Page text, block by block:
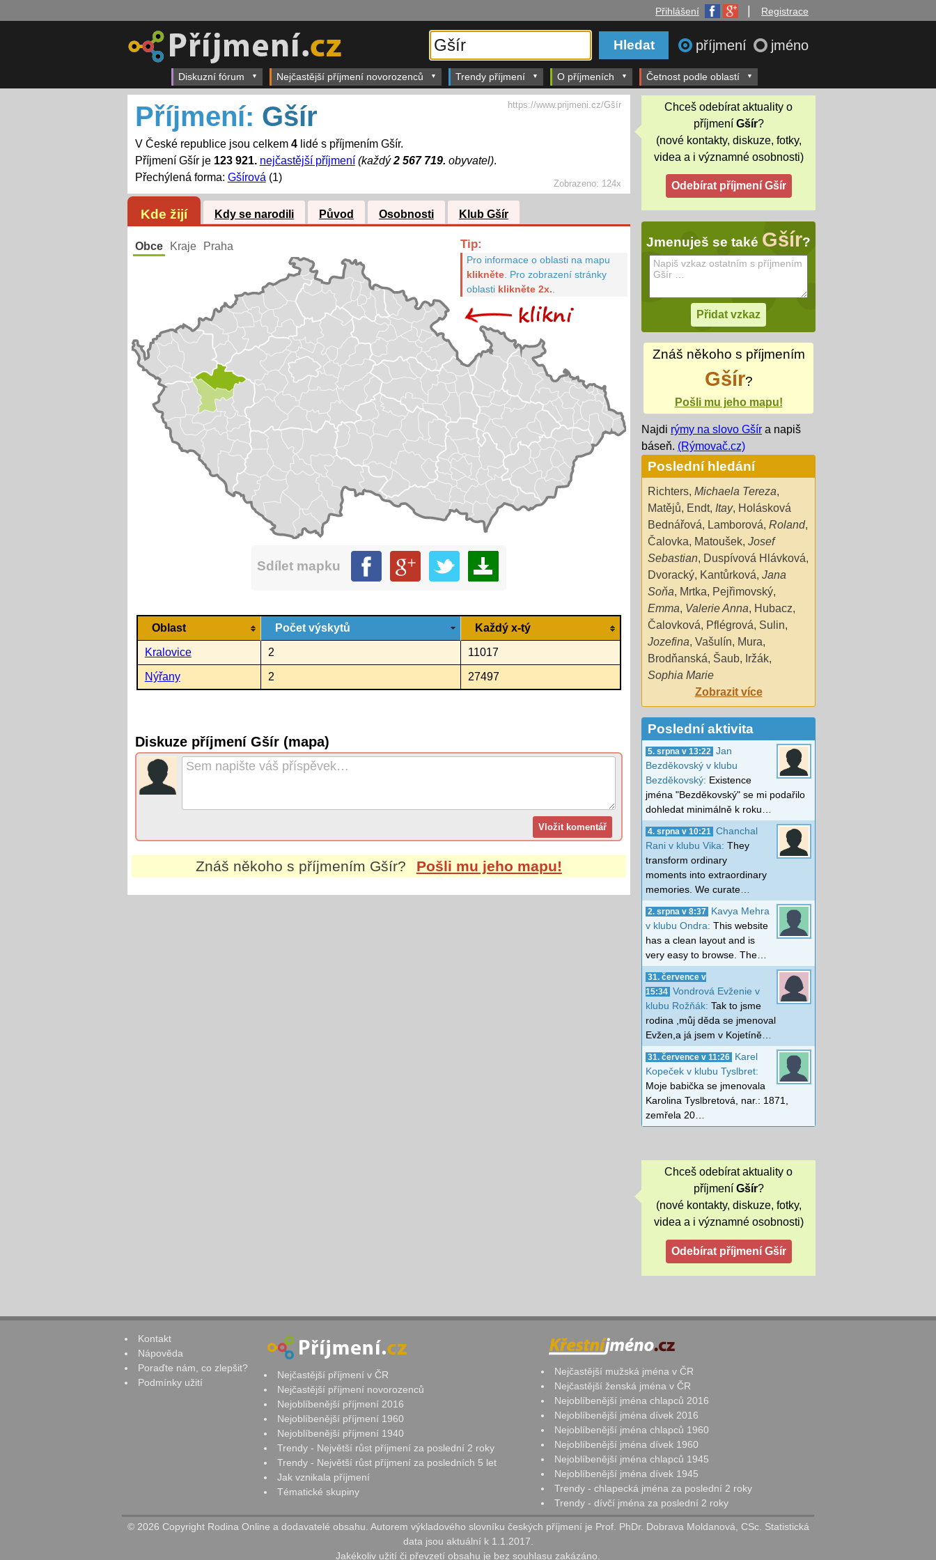
Přihlášení Registrace
příjmení jméno
Diskuzní fórum Nejčastější příjmení novorozenců Trendy příjmení O příjmeních Četnost podle oblastí
Zobrazeno: 124x
Příjmení: Gšír
V České republice jsou celkem 4lidé s příjmením Gšír.
Příjmení Gšír je 123 921. nejčastější příjmení (každý2 567 719. obyvatel).
Přechýlená forma: Gšírová (1)
https://www.prijmeni.cz/Gšír
Kde žijí Kdy se narodili Původ Osobnosti Klub Gšír
Obce Kraje Praha Tip:
Pro informace o oblasti na mapu
klikněte. Pro zobrazení stránky
oblasti klikněte 2x.
Sdílet mapku
Oblast Počet výskytů Každý x-tý
Kralovice 2 11017
Nýřany 2 27497
Diskuze příjmení Gšír (mapa)
Znáš někoho s příjmením Gšír? Pošli mu jeho mapu!
Chceš odebírat aktuality o
příjmení Gšír?
(nové kontakty, diskuze, fotky,
videa a i významné osobnosti)
Jmenuješ se také Gšír?
Znáš někoho s příjmením
Gšír?
Pošli mu jeho mapu!
Najdi rýmy na slovo Gšír a napiš
báseň. (Rýmovač.cz)
Poslední hledání
Richters, Michaela Tereza,
Matějů, Endt, Itay, Holásková
Bednářová, Lamborová, Roland,
Čalovka, Matoušek, Josef
Sebastian, Duspívová Hlávková,
Dvoracký, Kantůrková, Jana
Soňa, Mrtka, Pejřimovský,
Emma, Valerie Anna, Hubacz,
Čalovková, Pflégrová, Sulin,
Jozefina, Vašulín, Mura,
Brodňanská, Šaub, Iržák,
Sophia Marie
Zobrazit více
Poslední aktivita
5. srpna v 13:22
Jan
Bezděkovský v klubu
Bezděkovský: Existence
jména "Bezděkovský" se mi podařilo
dohledat minimálně k roku…
4. srpna v 10:21
Chanchal
Rani v klubu Vika: They
transform ordinary
moments into extraordinary
memories. We curate…
2. srpna v 8:37
Kavya Mehra
v klubu Ondra: This website
has a clean layout and is
very easy to browse. The…
31. července v
15:34 Vondrová Evženie v
klubu Rožňák: Tak to jsme
rodina ,můj děda se jmenoval
Evžen,a já jsem v Kojetíně…
31. července v 11:26
Karel
Kopeček v klubu Tyslbret:
Moje babička se jmenovala
Karolina Tyslbretová, nar.: 1871,
zemřela 20…
Chceš odebírat aktuality o
příjmení Gšír?
(nové kontakty, diskuze, fotky,
videa a i významné osobnosti)
Kontakt
Nápověda
Poraďte nám, co zlepšit?
Podmínky užití
Nejčastější příjmení v ČR
Nejčastější příjmení novorozenců
Nejoblíbenější příjmení 2016
Nejoblíbenější příjmení 1960
Nejoblíbenější příjmení 1940
Trendy - Největší růst příjmení za poslední 2 roky
Trendy - Největší růst příjmení za posledních 5 let
Jak vznikala příjmení
Tématické skupiny
Nejčastější mužská jména v ČR
Nejčastější ženská jména v ČR
Nejoblíbenější jména chlapců 2016
Nejoblíbenější jména dívek 2016
Nejoblíbenější jména chlapců 1960
Nejoblíbenější jména dívek 1960
Nejoblíbenější jména chlapců 1945
Nejoblíbenější jména dívek 1945
Trendy - chlapecká jména za poslední 2 roky
Trendy - dívčí jména za poslední 2 roky
© 2026 Copyright Rodina Online a dodavatelé obsahu. Autorem výkladového slovníku českých příjmení je Prof. PhDr. Dobrava Moldanová, CSc. Statistická
data jsou aktuální k 1.1.2017.
Jakékoliv užití či převzetí obsahu je bez souhlasu zakázáno.